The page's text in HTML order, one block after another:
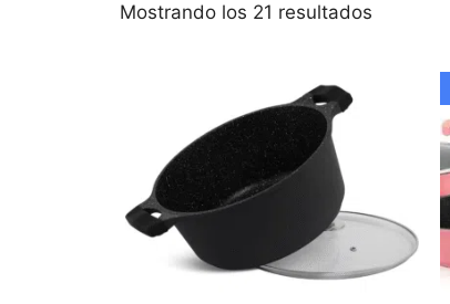
Mostrando los 21 resultados